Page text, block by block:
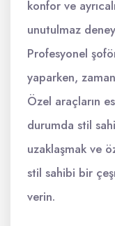
konfor ve
unutulmaz
Profesyonel
yaparken,
Özel araçların
durumda stil
uzaklaşmak ve
stil sahibi bir
verin.